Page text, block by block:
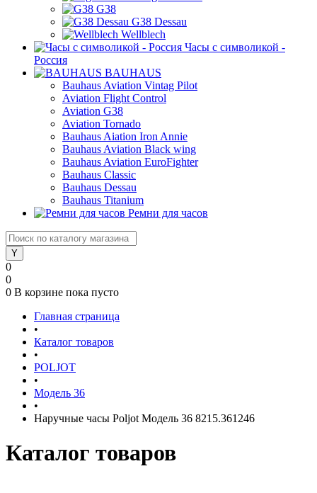
G38
G38 Dessau
Wellblech
Часы с символикой -
Россия
BAUHAUS
Bauhaus Aviation Vintag Pilot
Aviation Flight Control
Aviation G38
Aviation Tornado
Bauhaus Aiation Iron Annie
Bauhaus Aviation Black wing
Bauhaus Aviation EuroFighter
Bauhaus Classic
Bauhaus Dessau
Bauhaus Titanium
Ремни для часов
0
0
0 В корзине пока пусто
Главная страница
•
Каталог товаров
•
POLJOT
•
Модель 36
•
Наручные часы Poljot Модель 36 8215.361246
Каталог товаров